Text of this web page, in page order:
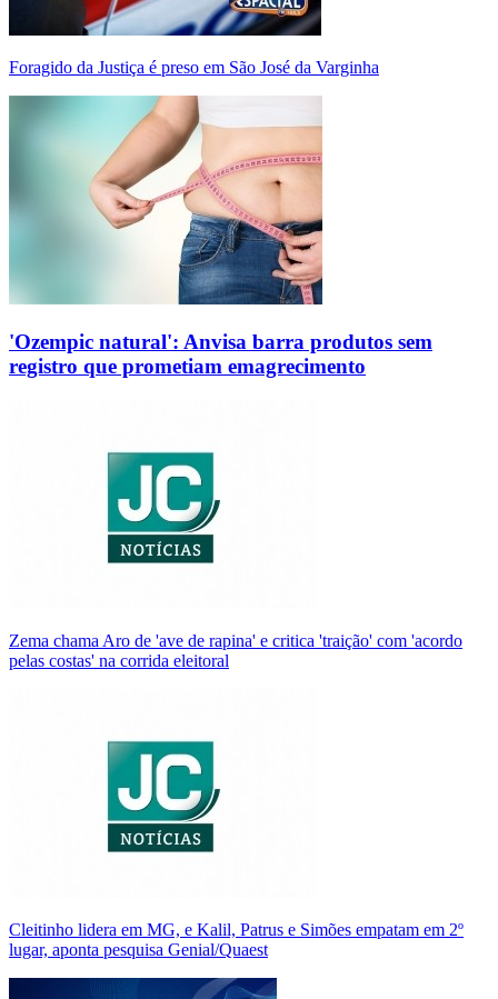
Foragido da Justiça é preso em São José da Varginha
'Ozempic natural': Anvisa barra produtos sem
registro que prometiam emagrecimento
Zema chama Aro de 'ave de rapina' e critica 'traição' com 'acordo
pelas costas' na corrida eleitoral
Cleitinho lidera em MG, e Kalil, Patrus e Simões empatam em 2º
lugar, aponta pesquisa Genial/Quaest